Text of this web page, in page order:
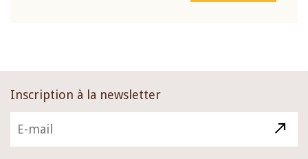
Inscription à la newsletter